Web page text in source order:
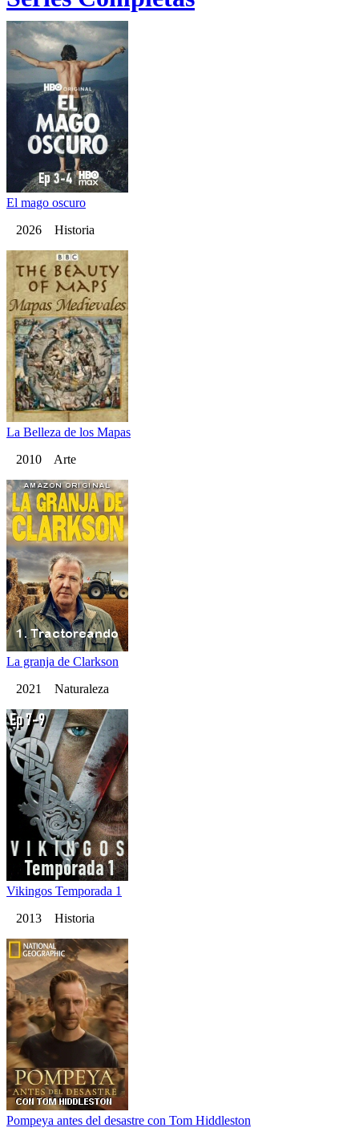
El mago oscuro
2026 Historia
La Belleza de los Mapas
2010 Arte
La granja de Clarkson
2021 Naturaleza
Vikingos Temporada 1
2013 Historia
Pompeya antes del desastre con Tom Hiddleston